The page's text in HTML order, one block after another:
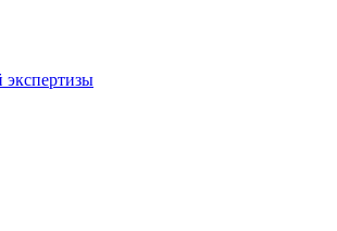
экспертизы